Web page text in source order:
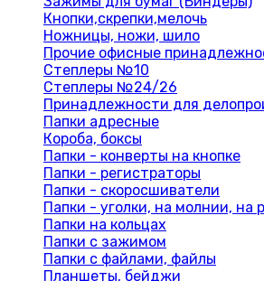
Кнопки,скрепки,мелочь
Ножницы, ножи, шило
Прочие офисные
Степлеры №10
Степлеры №24/26
Принадлежности для
Папки адресные
Короба, боксы
Папки - конверты на кнопке
Папки - регистраторы
Папки - скоросшиватели
Папки - уголки, на молнии, на
Папки на кольцах
Папки с зажимом
Папки с файлами, файлы
Планшеты, бейджи